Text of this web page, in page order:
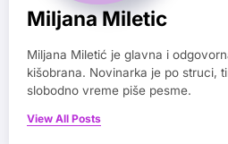
Miljana Miletic
Miljana Miletić je glavna i
kišobrana. Novinarka je po struci,
slobodno vreme piše pesme.
View All Posts